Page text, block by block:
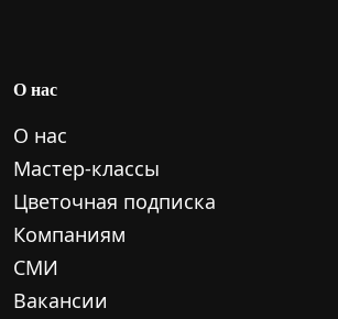
О нас
О нас
Мастер-классы
Цветочная подписка
Компаниям
СМИ
Вакансии